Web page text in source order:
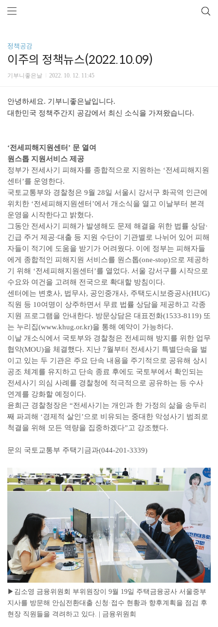
정책공감
이주의 정책뉴스(2022.10.09)
기부니좋은날 2022. 10. 12. 11:45
안녕하세요. 기부니좋은날입니다.
대한민국 정책주간지 공감에서 최신 소식을 가져왔습니다.
‘전세피해지원센터’ 문 열여
원스톱 지원서비스 제공
정부가 전세사기 피해자를 종합적으로 지원하는 ‘전세피해지원
센터’를 운영한다.
국토교통부와 경찰청은 9월 28일 서울시 강서구 화곡역 인근에
위치한 ‘전세피해지원센터’에서 개소식을 열고 이날부터 본격
운영을 시작한다고 밝혔다.
그동안 전세사기 피해가 발생해도 문제 해결을 위한 법률 상담·
긴급 주거 제공·대출 등 지원 수단이 기관별로 나뉘어 있어 피해
자들이 적기에 도움을 받기가 어려웠다. 이에 정부는 피해자들
에게 종합적인 피해지원 서비스를 원스톱(one-stop)으로 제공하
기 위해 ‘전세피해지원센터’를 열었다. 서울 강서구를 시작으로
수요와 여건을 고려해 전국으로 확대할 방침이다.
센터에는 변호사, 법무사, 공인중개사, 주택도시보증공사(HUG)
직원 등 10여명이 상주하면서 무료 법률 상담을 제공하고 각종
지원 프로그램을 안내한다. 방문상담은 대표전화(1533-8119) 또
는 누리집(www.khug.or.kr)을 통해 예약이 가능하다.
이날 개소식에서 국토부와 경찰청은 전세피해 방지를 위한 업무
협약(MOU)을 체결했다. 지난 7월부터 전세사기 특별단속을 벌
이고 있는 두 기관은 주요 단속 내용을 주기적으로 공유해 상시
공조 체계를 유지하고 단속 종료 후에도 국토부에서 확인되는
전세사기 의심 사례를 경찰청에 적극적으로 공유하는 등 수사
연계를 강화할 예정이다.
윤희근 경찰청장은 “전세사기는 개인과 한 가정의 삶을 송두리
째 파괴해 ‘경제적 살인’으로 비유되는 중대한 악성사기 범죄로
척결을 위해 모든 역량을 집중하겠다”고 강조했다.
문의 국토교통부 주택기금과(044-201-3339)
▶김소영 금융위원회 부위원장이 9월 19일 주택금융공사 서울중부
지사를 방문해 안심전환대출 신청·접수 현황과 향후계획을 점검 후
현장 직원들을 격려하고 있다. | 금융위원회